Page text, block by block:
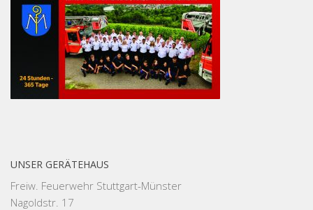
UNSER GERÄTEHAUS
Freiw. Feuerwehr Stuttgart-Münster
Nagoldstr. 17